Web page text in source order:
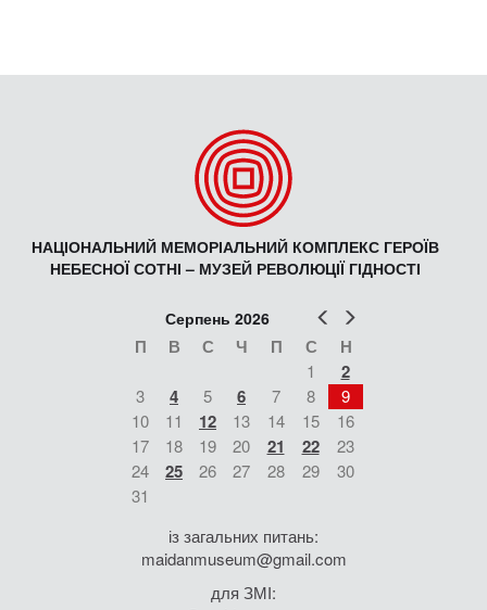
НАЦІОНАЛЬНИЙ МЕМОРІАЛЬНИЙ КОМПЛЕКС ГЕРОЇВ
НЕБЕСНОЇ СОТНІ – МУЗЕЙ РЕВОЛЮЦІЇ ГІДНОСТІ
Попер
Серпень 2026
П В С Ч П С Н
1 2
3 4 5 6 7 8
9
10
11 12 13 14 15
16
17
18 19 20 21 22
23
24
25 26 27 28 29
30
31
із загальних питань:
maidanmuseum@gmail.com
для ЗМІ: